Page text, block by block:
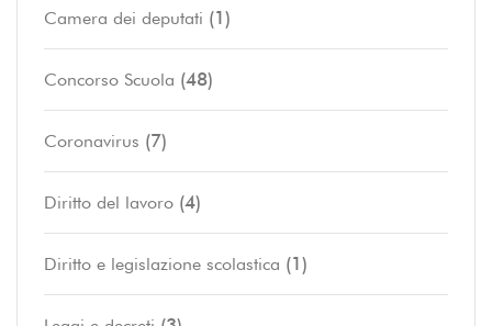
Camera dei deputati (1)
Concorso Scuola (48)
Coronavirus (7)
Diritto del lavoro (4)
Diritto e legislazione scolastica (1)